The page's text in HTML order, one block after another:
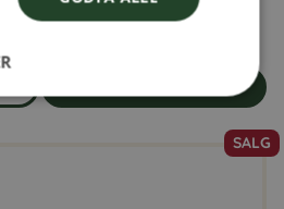
solsikkefrø av
Solsikkekjerner 5 kg
SALG